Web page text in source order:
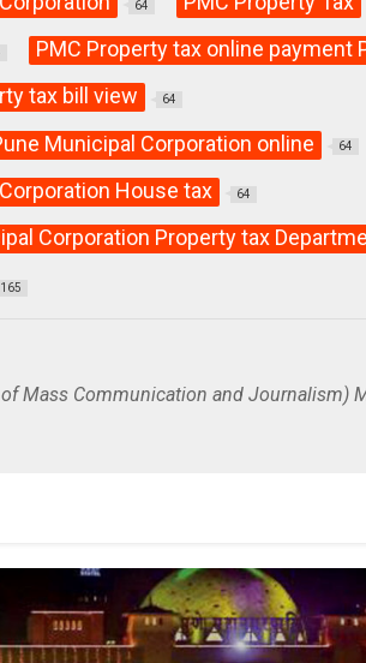
64
PMC Property tax online payment
tax bill view 64
Municipal Corporation online 64
House tax 64
Corporation Property tax
165
Mass Communication and Journalism)